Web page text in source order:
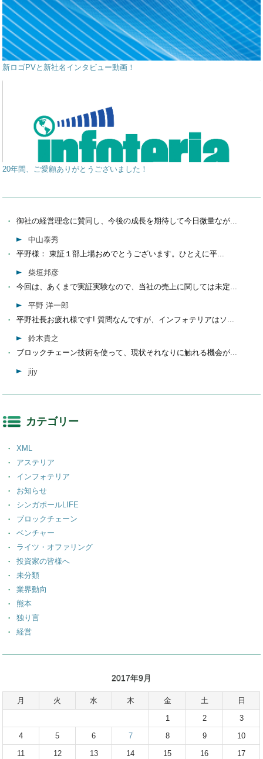
新ロゴPVと新社名インタビュー動画！
20年間、ご愛顧ありがとうございました！
御社の経営理念に賛同し、今後の成長を期待して今日微量なが...
中山泰秀
平野様： 東証１部上場おめでとうございます。ひとえに平...
柴垣邦彦
今回は、あくまで実証実験なので、当社の売上に関しては未定...
平野 洋一郎
平野社長お疲れ様です! 質問なんですが、インフォテリアはソ...
鈴木貴之
ブロックチェーン技術を使って、現状それなりに触れる機会が...
jijy
カテゴリー
XML
アステリア
インフォテリア
お知らせ
シンガポールLIFE
ブロックチェーン
ベンチャー
ライツ・オファリング
投資家の皆様へ
未分類
業界動向
熊本
独り言
経営
2017年9月
月 火 水 木 金 土
日
1
2
3
4
5 6 7 8 9
10
11
12 13 14 15 16
17